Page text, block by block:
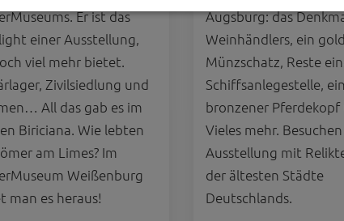
den Betrieb der Seite unbedingt notwendig. Hierbei werden keinerlei
eine anonyme Session-ID wird hinterlegt.
Matomo Analytics für die Auswertung der Seitenaufrufe als Statistik. Die
auf unseren eigenen Servern gespeichert. Eine Übertragung an Dritte
zur Anonymisierung Ihrer IP-Adresse, so dass diese gekürzt wird und
zugeordnet werden kann.
die Plattformen YouTube oder Vimeo eingebunden. Wir nutzen YouTube im
Dieser Modus bewirkt laut YouTube, dass YouTube keine Informationen über
Er ist das
einer Ausstellung,
viel mehr bietet.
Zivilsiedlung und
All das gab es im
Biriciana. Wie lebten
am Limes? Im
Weißenburg
man es heraus!
Augsburg: das
Weinhändlers, ein
Münzschatz, Reste
Schiffsanlegestelle, ein
bronzener Pferdekopf
Vieles mehr.
Ausstellung mit
der ältesten Städte
Deutschlands.